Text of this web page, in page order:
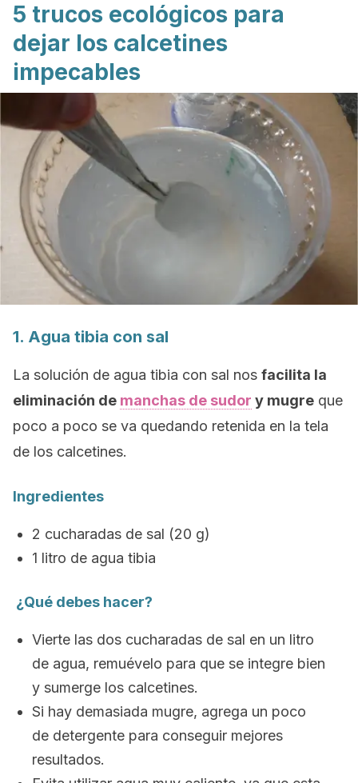
5 trucos ecológicos para
dejar los calcetines
impecables
1. Agua tibia con sal
La solución de agua tibia con sal nos facilita la
eliminación de manchas de sudor y mugre que
poco a poco se va quedando retenida en la tela
de los calcetines.
Ingredientes
2 cucharadas de sal (20 g)
1 litro de agua tibia
¿Qué debes hacer?
Vierte las dos cucharadas de sal en un litro
de agua, remuévelo para que se integre bien
y sumerge los calcetines.
Si hay demasiada mugre, agrega un poco
de detergente para conseguir mejores
resultados.